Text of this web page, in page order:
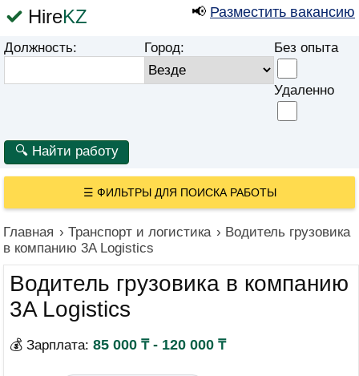
HireKZ 📢 Разместить вакансию
Должность: Город: Без опыта
Удаленно
☰ ФИЛЬТРЫ ДЛЯ ПОИСКА РАБОТЫ
Главная › Транспорт и логистика › Водитель грузовика
в компанию 3A Logistics
Водитель грузовика в компанию
3A Logistics
💰 Зарплата: 85 000 ₸ - 120 000 ₸